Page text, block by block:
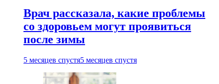
Врач рассказала, какие проблемы
со здоровьем могут проявиться
после зимы
5 месяцев спустя5 месяцев спустя